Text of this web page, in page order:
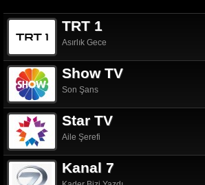
TRT 1
Asırlık Gece
Show TV
Son Şans
Star TV
Aile Şerefi
Kanal 7